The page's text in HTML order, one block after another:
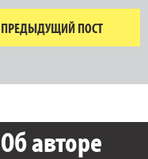
ПРЕДЫДУЩИЙ ПОСТ
Об авторе